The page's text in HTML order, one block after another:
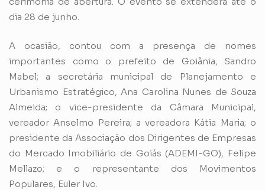
dia 28 de junho.
A ocasião, contou com a presença de nomes
importantes como o prefeito de Goiânia, Sandro
Mabel; a secretária municipal de Planejamento e
Urbanismo Estratégico, Ana Carolina Nunes de Souza
Almeida; o vice-presidente da Câmara Municipal,
vereador Anselmo Pereira; a vereadora Kátia Maria; o
presidente da Associação dos Dirigentes de Empresas
do Mercado Imobiliário de Goiás (ADEMI-GO), Felipe
Mellazo; e o representante dos Movimentos
Populares, Euler Ivo.